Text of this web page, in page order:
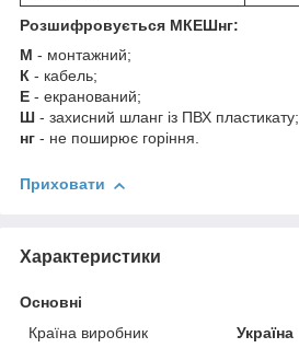
Розшифровується МКЕШнг:
М - монтажний;
К - кабель;
Е - екранований;
Ш - захисний шланг із ПВХ пластикату;
нг - не поширює горіння.
Приховати
Характеристики
Основні
Країна виробник
Україна